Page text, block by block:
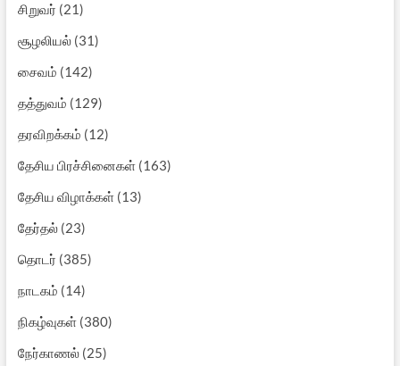
சிறுவர் (21)
சூழலியல்(31)
சைவம் (142)
தத்துவம் (129)
தரவிறக்கம் (12)
தேசிய பிரச்சினைகள்(163)
தேசிய விழாக்கள்(13)
தேர்தல்(23)
தொடர் (385)
நாடகம் (14)
நிகழ்வுகள்(380)
நேர்காணல்(25)